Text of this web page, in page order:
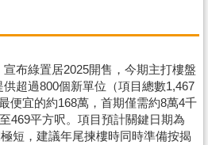
布綠置居2025開售，今期主打樓盤
超過800個新單位（項目總數1,467
便宜的約168萬，首期僅需約8萬4千
469平方呎。項目預計關鍵日期為
短，建議年尾揀樓時同時準備按揭